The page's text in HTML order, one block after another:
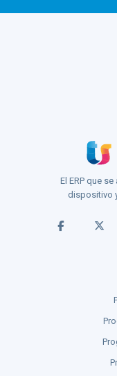
El ERP que
dispositivo